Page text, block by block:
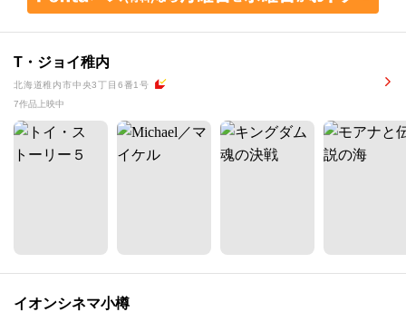
T・ジョイ稚内
北海道稚内市中央3丁目6番1号
7作品上映中
イオンシネマ小樽